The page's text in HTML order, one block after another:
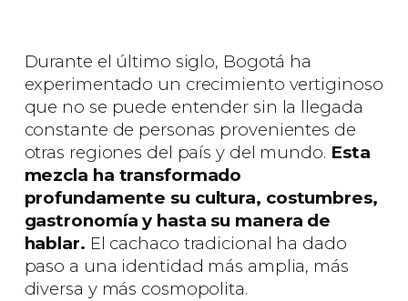
Durante el último siglo, Bogotá ha
experimentado un crecimiento vertiginoso
que no se puede entender sin la llegada
constante de personas provenientes de
otras regiones del país y del mundo. Esta
mezcla ha transformado
profundamente su cultura, costumbres,
gastronomía y hasta su manera de
hablar. El cachaco tradicional ha dado
paso a una identidad más amplia, más
diversa y más cosmopolita.